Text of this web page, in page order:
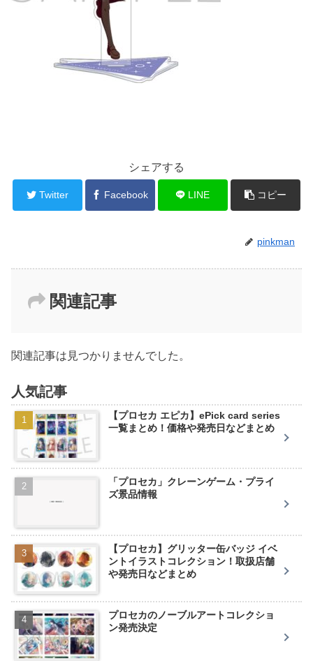
シェアする
Twitter Facebook LINE コピー
pinkman
関連記事
関連記事は見つかりませんでした。
人気記事
【プロセカ エピカ】ePick card series
一覧まとめ！価格や発売日などまとめ
「プロセカ」クレーンゲーム・プライ
ズ景品情報
【プロセカ】グリッター缶バッジ イベ
ントイラストコレクション！取扱店舗
や発売日などまとめ
プロセカのノーブルアートコレクショ
ン発売決定